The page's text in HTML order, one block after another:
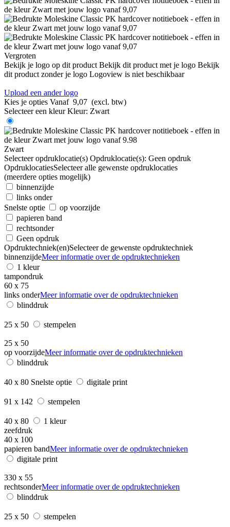
Vergroten
Bekijk je logo op dit product Bekijk dit product met je logo Bekijk
dit product zonder je logo Logoview is niet beschikbaar
Upload een ander logo
Kies je opties Vanaf 9,07 (excl. btw)
Selecteer een kleur Kleur: Zwart
Zwart
Selecteer opdruklocatie(s) Opdruklocatie(s): Geen opdruk
OpdruklocatiesSelecteer alle gewenste opdruklocaties
(meerdere opties mogelijk)
binnenzijde
links onder
Snelste optie
op voorzijde
papieren band
rechtsonder
Geen opdruk
Opdruktechniek(en)Selecteer de gewenste opdruktechniek
binnenzijdeMeer informatie over de opdruktechnieken
1 kleur
tampondruk
60 x 75
links onderMeer informatie over de opdruktechnieken
blinddruk
25 x 50 stempelen
25 x 50
op voorzijdeMeer informatie over de opdruktechnieken
blinddruk
40 x 80 Snelste optie digitale print
91 x 142 stempelen
40 x 80
1 kleur
zeefdruk
40 x 100
papieren bandMeer informatie over de opdruktechnieken
digitale print
330 x 55
rechtsonderMeer informatie over de opdruktechnieken
blinddruk
25 x 50 stempelen